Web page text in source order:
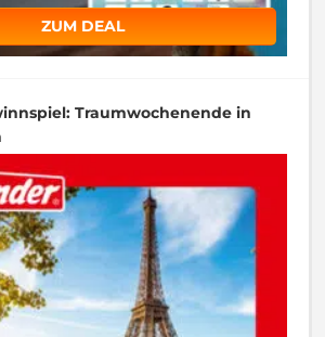
ZUM DEAL
Traumwochenende in